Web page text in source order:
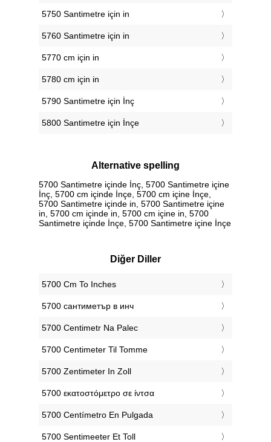
5750 Santimetre için in
5760 Santimetre için in
5770 cm için in
5780 cm için in
5790 Santimetre için İnç
5800 Santimetre için İnçe
Alternative spelling
5700 Santimetre içinde İnç, 5700 Santimetre içine
İnç, 5700 cm içinde İnçe, 5700 cm içine İnçe,
5700 Santimetre içinde in, 5700 Santimetre içine
in, 5700 cm içinde in, 5700 cm içine in, 5700
Santimetre içinde İnçe, 5700 Santimetre içine İnçe
Diğer Diller
‎5700 Cm To Inches
‎5700 сантиметър в инч
‎5700 Centimetr Na Palec
‎5700 Centimeter Til Tomme
‎5700 Zentimeter In Zoll
‎5700 εκατοστόμετρο σε ίντσα
‎5700 Centímetro En Pulgada
‎5700 Sentimeeter Et Toll